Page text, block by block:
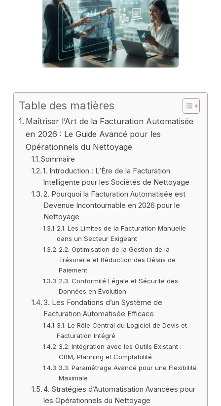
Table des matières
Maîtriser l’Art de la Facturation Automatisée
en 2026 : Le Guide Avancé pour les
Opérationnels du Nettoyage
Sommaire
1. Introduction : L’Ère de la Facturation
Intelligente pour les Sociétés de Nettoyage
2. Pourquoi la Facturation Automatisée est
Devenue Incontournable en 2026 pour le
Nettoyage
2.1. Les Limites de la Facturation Manuelle
dans un Secteur Exigeant
2.2. Optimisation de la Gestion de la
Trésorerie et Réduction des Délais de
Paiement
2.3. Conformité Légale et Sécurité des
Données en Évolution
3. Les Fondations d’un Système de
Facturation Automatisée Efficace
3.1. Le Rôle Central du Logiciel de Devis et
Facturation Intégré
3.2. Intégration avec les Outils Existant :
CRM, Planning et Comptabilité
3.3. Paramétrage Avancé pour une Flexibilité
Maximale
4. Stratégies d’Automatisation Avancées pour
les Opérationnels du Nettoyage